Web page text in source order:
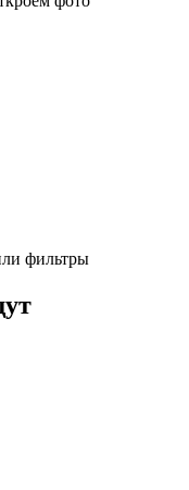
фильтры